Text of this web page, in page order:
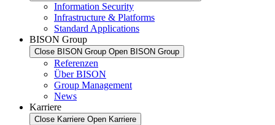
Information Security
Infrastructure & Platforms
Standard Applications
BISON Group
Close BISON Group Open BISON Group
Referenzen
Über BISON
Group Management
News
Karriere
Close Karriere Open Karriere